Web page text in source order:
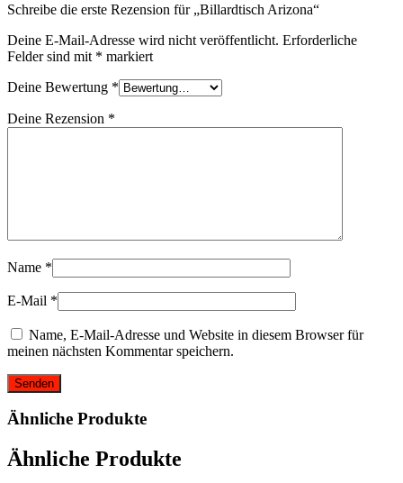
Schreibe die erste Rezension für „Billardtisch Arizona“
Deine E-Mail-Adresse wird nicht veröffentlicht. Erforderliche
Felder sind mit * markiert
Deine Bewertung *
Deine Rezension *
Name *
E-Mail *
Name, E-Mail-Adresse und Website in diesem Browser für
meinen nächsten Kommentar speichern.
Ähnliche Produkte
Ähnliche Produkte